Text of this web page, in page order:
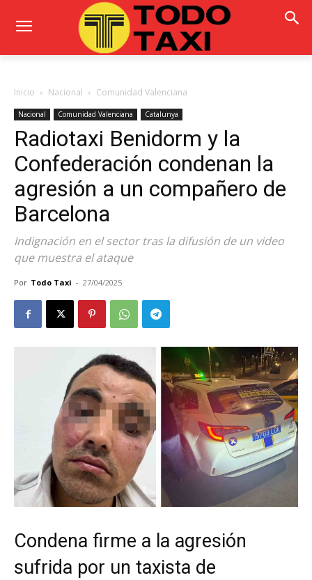
Inicio Nacional Comunidad Valenciana
Nacional Comunidad Valenciana Catalunya
Radiotaxi Benidorm y la
Confederación condenan la
agresión a un compañero de
Barcelona
Indignación en el sector tras la difusión de un video
que muestra el ataque
Por Todo Taxi - 27/04/2025
Condena firme a la agresión
sufrida por un taxista de